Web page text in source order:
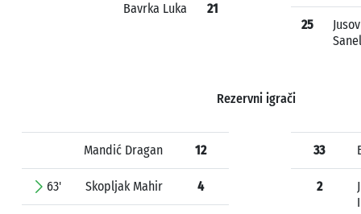
Bavrka Luka 21
25
Sanel
Rezervni igrači
Mandić Dragan 12
63' Skopljak Mahir 4
33
2